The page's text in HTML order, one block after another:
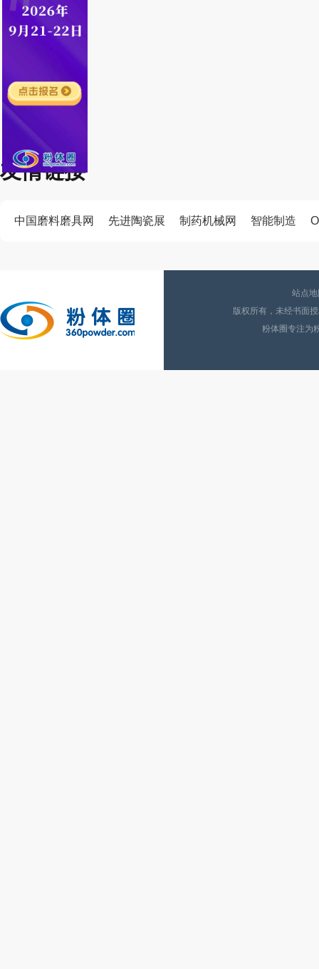
友情链接
中国磨料磨具网 先进陶瓷展 制药机械网 智能制造
站点
版权所有，未经书面
粉体圈专注为